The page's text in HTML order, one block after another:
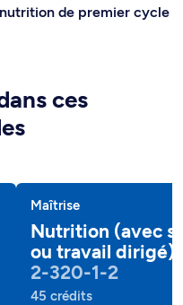
de premier cycle
ces
Maîtrise
Nutrition (avec
ou travail dirigé)
2-320-1-2
45 crédits